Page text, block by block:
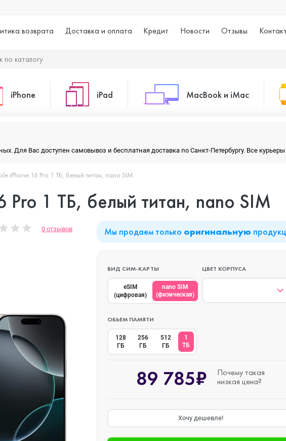
возврата Доставка и оплата Кредит Новости Отзывы
iPhone
iPhone 17 Pro
iPhone 16E
iPhone 16 Pro Max
iPhone 16 Pro
iPad
iPad 10.9 (2022)
iPad Air (2020)
iPad Mini 6 (2021)
iPad Pro 11 M2 (2022)
iPad Pro 12.9 M1
MacBook и iMac
Macbook Pro
Для Вас доступен самовывоз и бесплатная доставка по Санкт-Петербургу. Все
iPhone 16 Pro 1 ТБ, белый титан, nano SIM
Pro 1 ТБ, белый титан, nano SIM
0 отзывов Мы продаем только оригинальную
ВИД СИМ-КАРТЫ
eSIM
(цифровая)
nano SIM
(физическая)
ЦВЕТ КОРПУСА
ОБЬЕМ ПАМЯТИ
128
ГБ
256
ГБ
512
ГБ
1
ТБ
89 785₽
Почему такая
низкая цена?
Хочу дешевле!